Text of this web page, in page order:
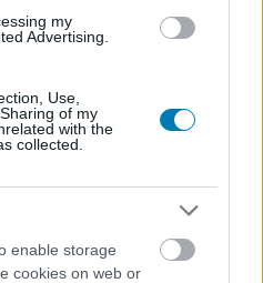
my
Advertising.
Use,
of my
with the
collected.
enable storage
cookies on web or
rendszeredet az
mindössze 28,48
mind a
licenc olyan alapvető
mint a Word, az Excel, a
- tökéletes választás az
vagy a játékokhoz. Az
ellentétben ez egyszeri
az ismétlődő díjak miatt.